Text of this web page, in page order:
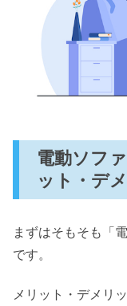
電動ソフ
ット・デ
まずはそもそも「
です。
メリット・デメリ